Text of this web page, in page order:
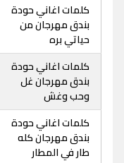
كلمات اغاني حودة
بندق مهرجان من
حياتي بره
كلمات اغاني حودة
بندق مهرجان غل
وحب وغش
كلمات اغاني حودة
بندق مهرجان كله
طار في المطار